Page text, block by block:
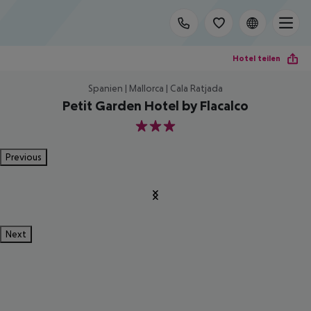
Hotel teilen
Spanien | Mallorca | Cala Ratjada
Petit Garden Hotel by Flacalco
3
Previous
Next